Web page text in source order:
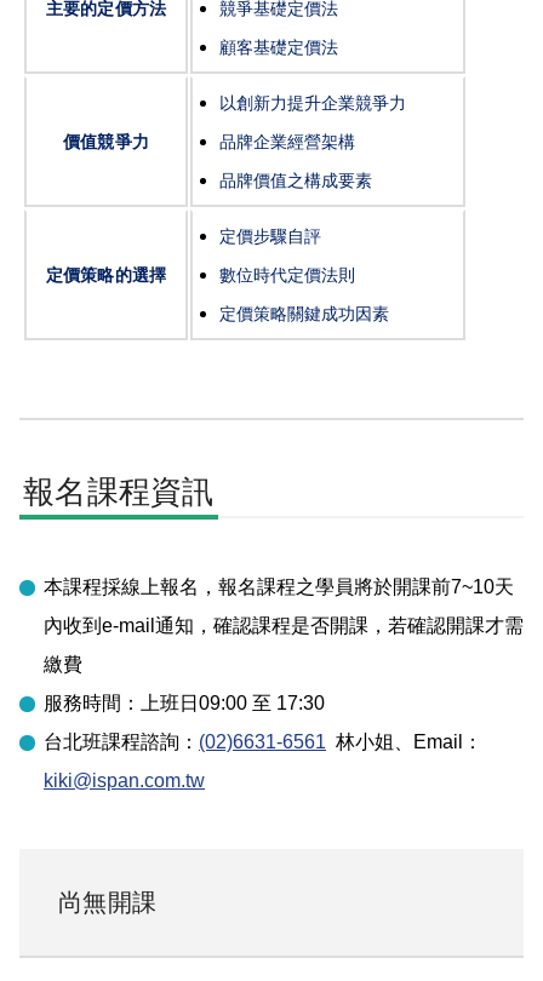
主要的定價方法
競爭基礎定價法
顧客基礎定價法
價值競爭力
以創新力提升企業競爭力
品牌企業經營架構
品牌價值之構成要素
定價策略的選擇
定價步驟自評
數位時代定價法則
定價策略關鍵成功因素
報名課程資訊
本課程採線上報名，報名課程之學員將於開課前7~10天
內收到e-mail通知，確認課程是否開課，若確認開課才需
繳費
服務時間：上班日09:00 至 17:30
台北班課程諮詢： (02)6631-6561 林小姐
、Email：
kiki@ispan.com.tw
尚無開課